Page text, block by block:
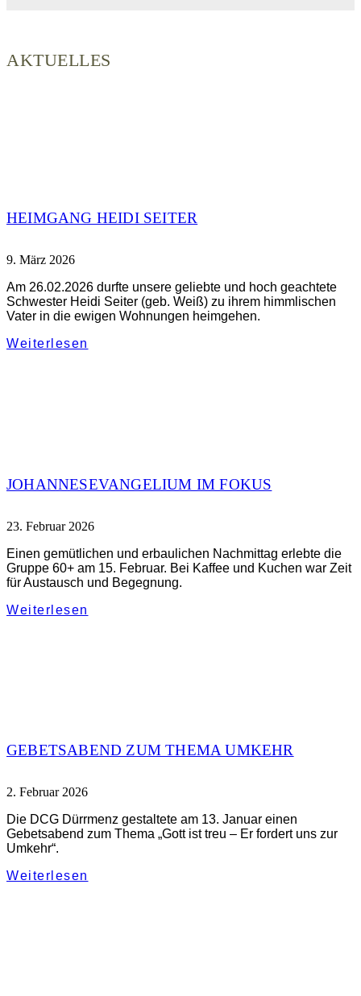
AKTUELLES
HEIMGANG HEIDI SEITER
9. März 2026
Am 26.02.2026 durfte unsere geliebte und hoch geachtete
Schwester Heidi Seiter (geb. Weiß) zu ihrem himmlischen
Vater in die ewigen Wohnungen heimgehen.
Weiterlesen
JOHANNESEVANGELIUM IM FOKUS
23. Februar 2026
Einen gemütlichen und erbaulichen Nachmittag erlebte die
Gruppe 60+ am 15. Februar. Bei Kaffee und Kuchen war Zeit
für Austausch und Begegnung.
Weiterlesen
GEBETSABEND ZUM THEMA UMKEHR
2. Februar 2026
Die DCG Dürrmenz gestaltete am 13. Januar einen
Gebetsabend zum Thema „Gott ist treu – Er fordert uns zur
Umkehr“.
Weiterlesen